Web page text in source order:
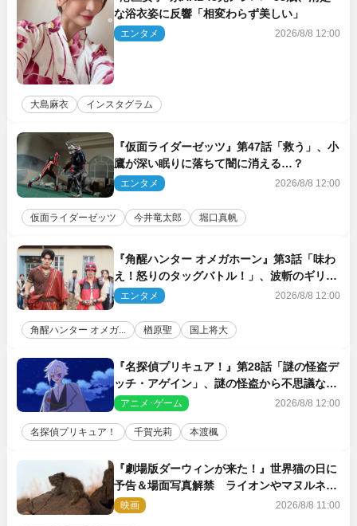
な浴衣姿に反響「相変わらず美しい」
エンタメ 2026/8/8 12:00
大島麻衣 インスタグラム
『仮面ライダーゼッツ』第47話「救う」、小
鷹が深い眠りに落ちて闇に消える…？
エンタメ 2026/8/8 12:00
仮面ライダーゼッツ 今井竜太郎 堀口真帆
『角醒ハンター オメガホーン』第3話「味わ
え！怒りのタッグバトル！」、波斬のギリコ
がハンターバトルを挑んできた！
エンタメ 2026/8/8 12:00
角醒ハンター オメガ... 楢原聖 国上将大
『名探偵プリキュア！』第28話「謎の怪盗デ
ッチ・アゲイン」、謎の怪盗から不思議な予
告状が届く
アニメ･ゲーム 2026/8/8 12:00
名探偵プリキュア！ 千賀光莉 本渡楓
『劇場版ダーウィンが来た！』世界猫の日に
予告＆場面写真解禁 ライオンやマヌルネコ
の赤ちゃんが大集合
映画 2026/8/8 11:00